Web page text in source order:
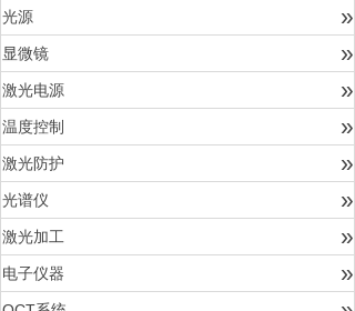
光源 »
显微镜 »
激光电源 »
温度控制 »
激光防护 »
光谱仪 »
激光加工 »
电子仪器 »